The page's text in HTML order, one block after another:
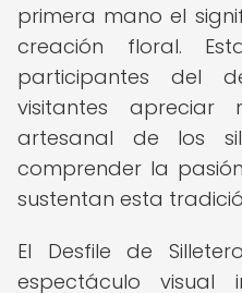
primera mano el
creación floral.
participantes del
visitantes
artesanal de los
comprender la
sustentan esta
El Desfile de
espectáculo visual